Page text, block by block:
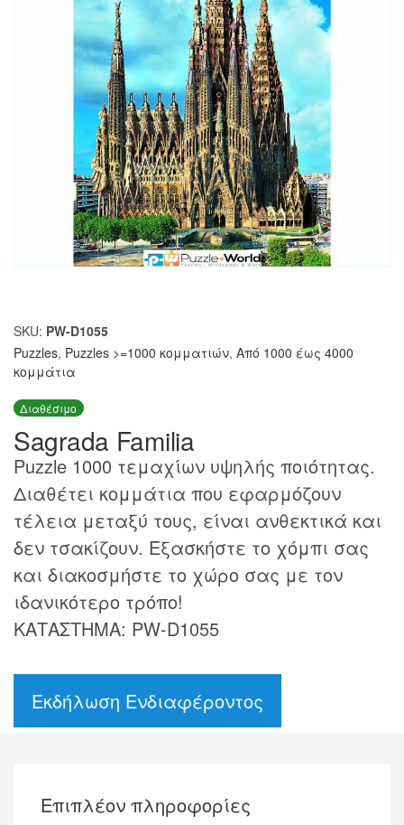
SKU: PW-D1055
Puzzles, Puzzles >=1000 κομματιών, Από 1000 έως 4000
κομμάτια
Διαθέσιμο
Sagrada Familia
Puzzle 1000 τεμαχίων υψηλής ποιότητας.
Διαθέτει κομμάτια που εφαρμόζουν
τέλεια μεταξύ τους, είναι ανθεκτικά και
δεν τσακίζουν. Εξασκήστε το χόμπι σας
και διακοσμήστε το χώρο σας με τον
ιδανικότερο τρόπο!
ΚΑΤΑΣΤΗΜΑ: PW-D1055
Εκδήλωση Ενδιαφέροντος
Επιπλέον πληροφορίες